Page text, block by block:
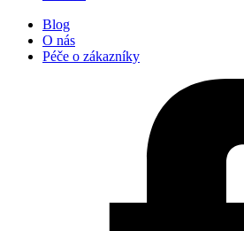
Blog
O nás
Péče o zákazníky